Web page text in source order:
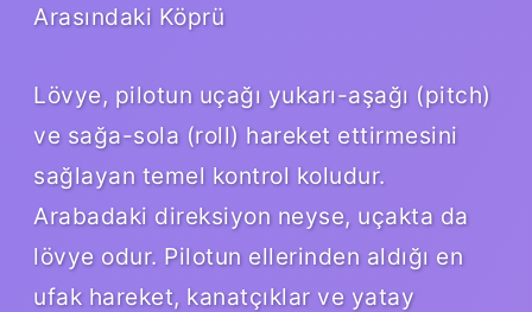
Arasındaki Köprü
Lövye, pilotun uçağı yukarı-aşağı (pitch)
ve sağa-sola (roll) hareket ettirmesini
sağlayan temel kontrol koludur.
Arabadaki direksiyon neyse, uçakta da
lövye odur. Pilotun ellerinden aldığı en
ufak hareket, kanatçıklar ve yatay